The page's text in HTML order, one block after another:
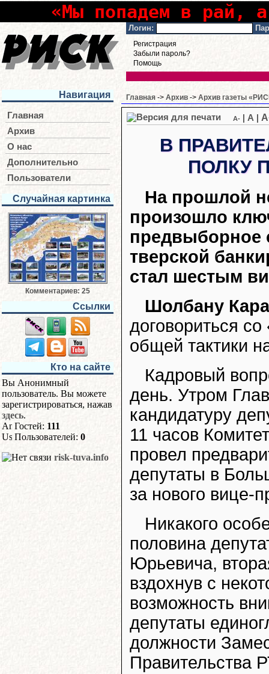
«Мы попадем в рай,
Логин:
Регистрация
Забыли пароль?
Помощь
Навигация
Главная
Архив
О нас
Дополнительно
Пользователи
Случайная картинка
Комментариев: 25
Ссылки
Кто на сайте
Вы Анонимный
пользователь. Вы можете
зарегистрироваться, нажав
здесь.
Гостей: 111
Пользователей: 0
risk-tuva.info
Главная -> Архив -> Архив газеты
A- A
В
ПОЛКУ
На прошлой
произошло
предвыборное
тверской
стал шестым
Шолбану
договориться
общей тактики
Кадровый
день. Утром
кандидатуру
11 часов
провел
депутаты в
за нового вице-
Никакого
половина
Юрьевича,
вздохнув с
возможность
депутаты
должности
Правительства